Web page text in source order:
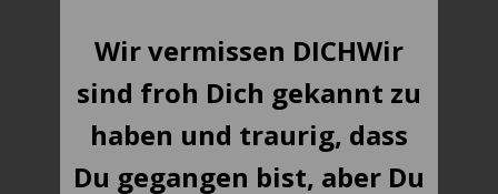
Wir vermissen DICHWir
sind froh Dich gekannt zu
haben und traurig, dass
Du gegangen bist, aber Du